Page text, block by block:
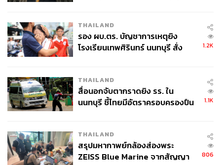
THAILAND
รอง ผบ.ตร. บัญชาการเหตุยิง
โรงเรียนเทพศิรินทร์ นนทบุรี สั่ง
1.2K
THAILAND
สื่อนอกจับตากราดยิง รร. ใน
นนทบุรี ชี้ไทยมีอัตราครอบครองปืน
1.1K
THAILAND
สรุปมหากาพย์กล้องส่องพระ
ZEISS Blue Marine จากสัญญา
806